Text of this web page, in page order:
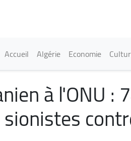
Main navigation
Accueil Algérie Economie
à l'ONU